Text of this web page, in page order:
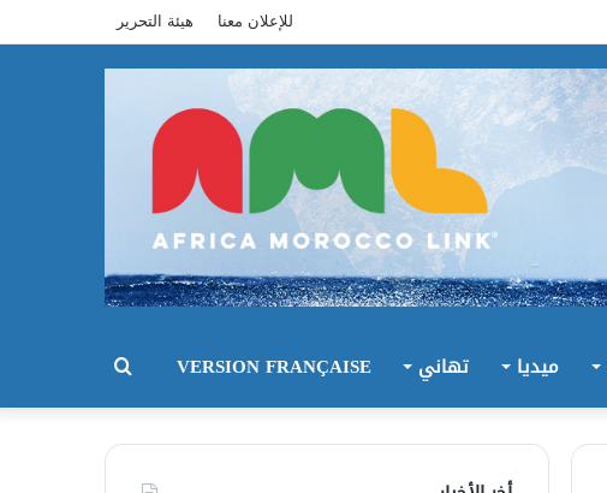
للإعلان معنا هيئة التحرير
ميديا تهاني VERSION FRANÇAISE بحث